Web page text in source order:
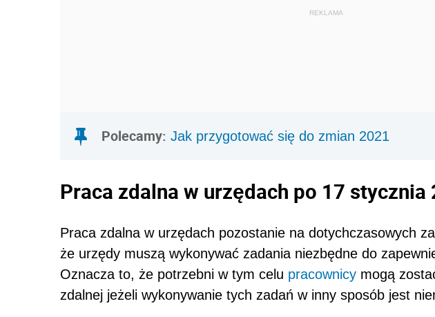
REKLAMA
Polecamy: Jak przygotować się do zmian 2021
Praca zdalna w urzędach po 17 stycznia
Praca zdalna w urzędach pozostanie na dotychczasowych
że urzędy muszą wykonywać zadania niezbędne do
Oznacza to, że potrzebni w tym celu pracownicy mogą
zdalnej jeżeli wykonywanie tych zadań w inny sposób jest